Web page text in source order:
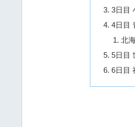
3日目
4日目
北
5日目
6日目